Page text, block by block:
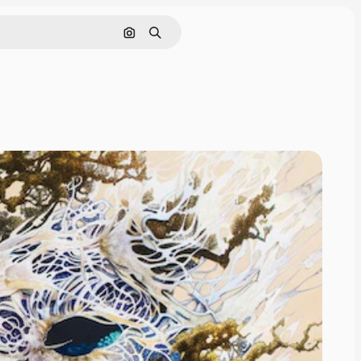
画像で検索
検索